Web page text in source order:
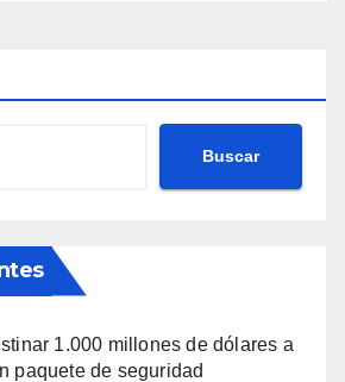
Buscar
1.000 millones de dólares a
paquete de seguridad